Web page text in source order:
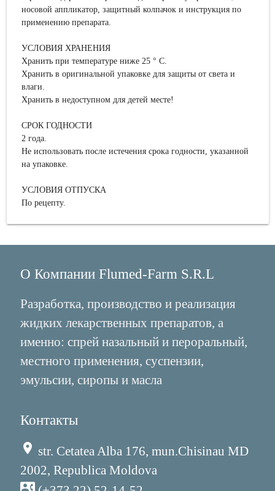
носовой аппликатор, защитный колпачок и инструкция по
применению препарата.
УСЛОВИЯ ХРАНЕНИЯ
Хранить при температуре ниже 25 ° С.
Хранить в оригинальной упаковке для защиты от света и
влаги.
Хранить в недоступном для детей месте!
СРОК ГОДНОСТИ
2 года.
Не использовать после истечения срока годности, указанной
на упаковке.
УСЛОВИЯ ОТПУСКА
По рецепту.
О Компании Flumed-Farm S.R.L
Разработка, производство и реализация
жидких лекарственных препаратов, а
именно: спрей назальный и пероральный,
местного применения, суспензии,
эмульсии, сиропы и масла
Контакты
place str. Cetatea Alba 176, mun.Chisinau MD
2002, Republica Moldova
contact_phone